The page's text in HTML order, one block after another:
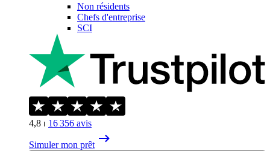
Non résidents
Chefs d'entreprise
SCI
4,8 ⏐ 16 356 avis
Simuler mon prêt